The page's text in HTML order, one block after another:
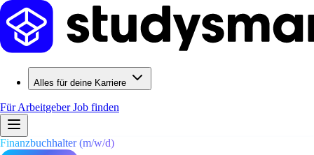
Alles für deine Karriere
Für ArbeitgeberJob finden
Finanzbuchhalter (m/w/d)